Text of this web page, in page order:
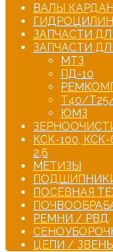
ВАЛЫ
ЗАПЧАСТИ
ЗАПЧАСТИ
МТЗ
ПД-10
Т40/
ЮМЗ
КСК-100,
2,6
МЕТИЗЫ
ПОСЕВНАЯ
РЕМНИ / РВД
ЦЕПИ /